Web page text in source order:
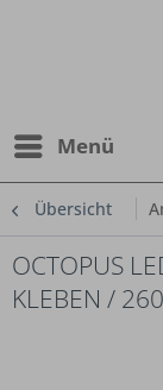
Menü
Übersicht
OCTOPUS
KLEBEN /